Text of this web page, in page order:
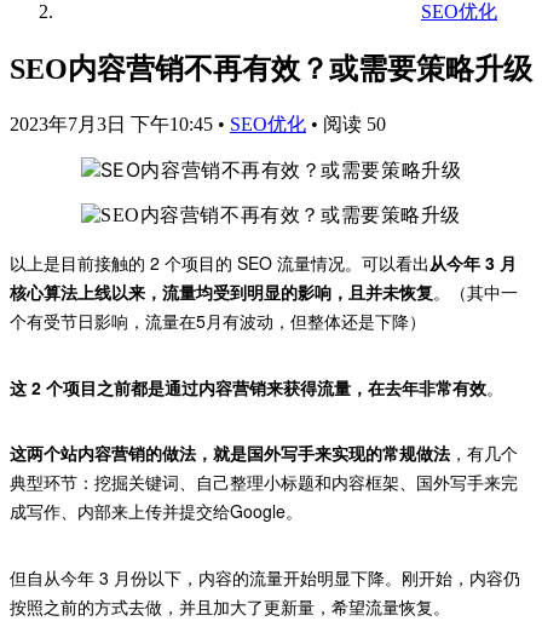
SEO优化
SEO内容营销不再有效？或需要策略升级
2023年7月3日 下午10:45 • SEO优化 • 阅读 50
以上是目前接触的 2 个项目的 SEO 流量情况。可以看出从今年 3 月
核心算法上线以来，流量均受到明显的影响，且并未恢复。（其中一
个有受节日影响，流量在5月有波动，但整体还是下降）
这 2 个项目之前都是通过内容营销来获得流量，在去年非常有效。
这两个站内容营销的做法，就是国外写手来实现的常规做法 ，有几个
典型环节：挖掘关键词、自己整理小标题和内容框架、国外写手来完
成写作、内部来上传并提交给Google。
但自从今年 3 月份以下，内容的流量开始明显下降。刚开始，内容仍
按照之前的方式去做，并且加大了更新量，希望流量恢复。